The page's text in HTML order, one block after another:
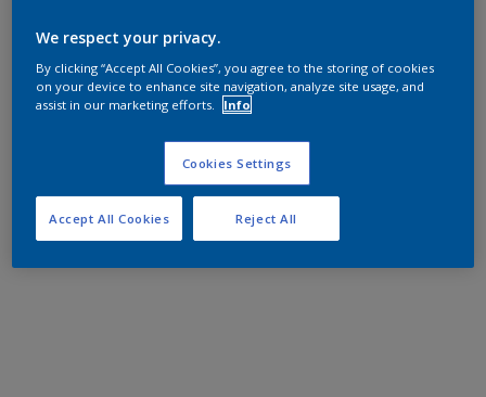
We respect your privacy.
By clicking “Accept All Cookies”, you agree to the storing of cookies
on your device to enhance site navigation, analyze site usage, and
assist in our marketing efforts.
Info
Cookies Settings
Reject All
Accept All Cookies